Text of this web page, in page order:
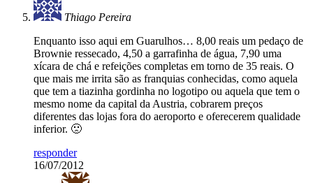
Thiago Pereira
Enquanto isso aqui em Guarulhos… 8,00 reais um pedaço de
Brownie ressecado, 4,50 a garrafinha de água, 7,90 uma
xícara de chá e refeições completas em torno de 35 reais. O
que mais me irrita são as franquias conhecidas, como aquela
que tem a tiazinha gordinha no logotipo ou aquela que tem o
mesmo nome da capital da Austria, cobrarem preços
diferentes das lojas fora do aeroporto e oferecerem qualidade
inferior. 🙁
responder
16/07/2012